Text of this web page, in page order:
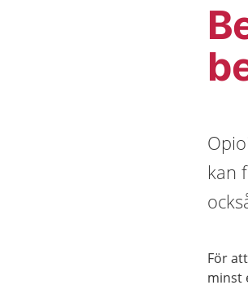
kan
För
minst